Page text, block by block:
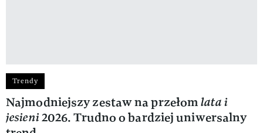
Trendy
Najmodniejszy zestaw na przełomlata i
jesieni2026. Trudno o bardziej uniwersalny